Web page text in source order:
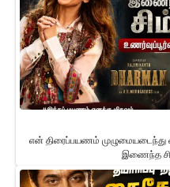
என் திரைப்பயணம் முழுமையடைந்து
இணைந்த